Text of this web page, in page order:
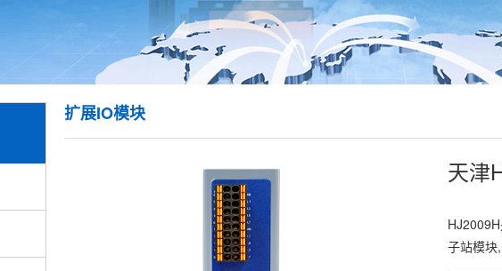
扩展IO模块
天津
子站模块